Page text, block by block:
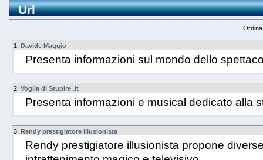
Url
1. Davide Maggio
Presenta informazioni sul mondo dello
2. Voglia di Stupire .it
Presenta informazioni e musical dedicato alla
3. Rendy prestigiatore illusionista
Rendy prestigiatore illusionista propone